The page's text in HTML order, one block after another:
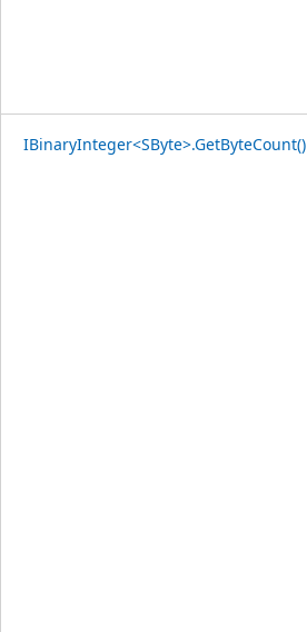
IBinaryInteger<SByte>.GetByteCount()